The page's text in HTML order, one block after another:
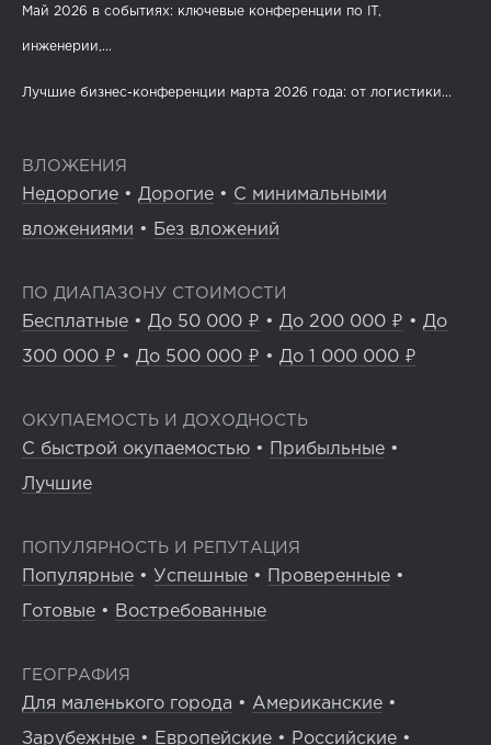
Май 2026 в событиях: ключевые конференции по IT,
инженерии,...
Лучшие бизнес-конференции марта 2026 года: от логистики...
ВЛОЖЕНИЯ
Недорогие • Дорогие • С минимальными
вложениями • Без вложений
ПО ДИАПАЗОНУ СТОИМОСТИ
Бесплатные • До 50 000 ₽ • До 200 000 ₽ • До
300 000 ₽ • До 500 000 ₽ • До 1 000 000 ₽
ОКУПАЕМОСТЬ И ДОХОДНОСТЬ
С быстрой окупаемостью • Прибыльные •
Лучшие
ПОПУЛЯРНОСТЬ И РЕПУТАЦИЯ
Популярные • Успешные • Проверенные •
Готовые • Востребованные
ГЕОГРАФИЯ
Для маленького города • Американские •
Зарубежные • Европейские • Российские •